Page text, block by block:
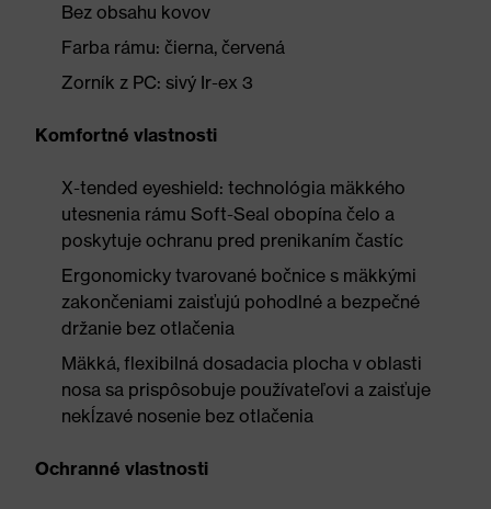
Bez obsahu kovov
Farba rámu: čierna, červená
Zorník z PC: sivý Ir-ex 3
Komfortné vlastnosti
X-tended eyeshield: technológia mäkkého
utesnenia rámu Soft-Seal obopína čelo a
poskytuje ochranu pred prenikaním častíc
Ergonomicky tvarované bočnice s mäkkými
zakončeniami zaisťujú pohodlné a bezpečné
držanie bez otlačenia
Mäkká, flexibilná dosadacia plocha v oblasti
nosa sa prispôsobuje používateľovi a zaisťuje
nekĺzavé nosenie bez otlačenia
Ochranné vlastnosti